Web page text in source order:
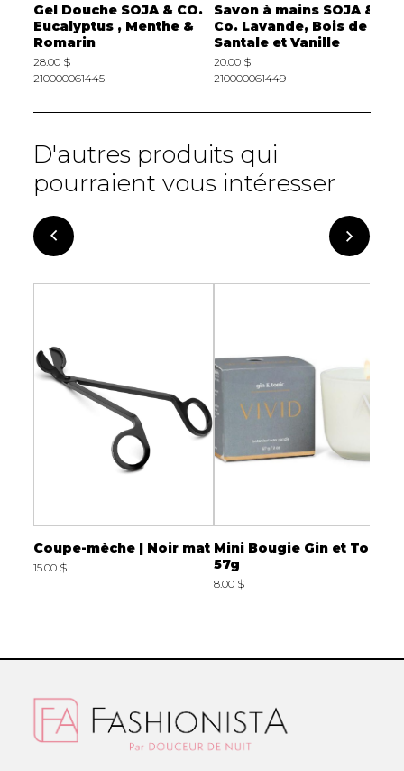
Gel Douche SOJA & CO.
Eucalyptus , Menthe &
Romarin
28.00 $
210000061445
Savon à mains SOJA &
Co. Lavande, Bois de
Santale et Vanille
20.00 $
210000061449
D'autres produits qui
pourraient vous intéresser
Coupe-mèche | Noir mat
15.00 $
Mini Bougie Gin et Tonic
57g
8.00 $